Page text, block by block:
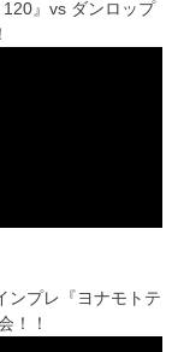
』vs ダンロップ
ンプレ『ヨナモトテ
！！